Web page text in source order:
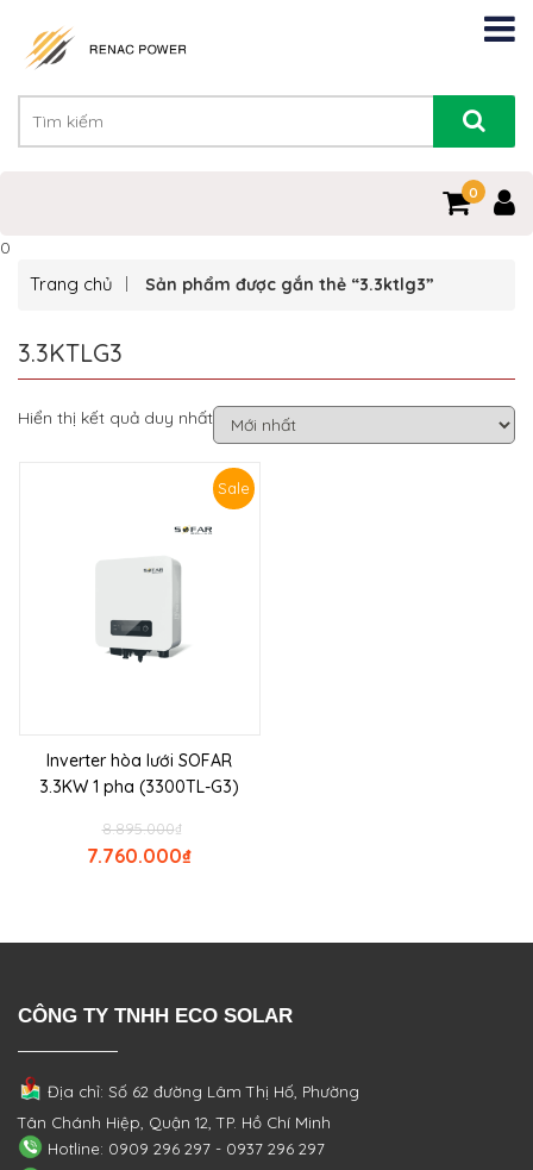
0
0
Trang chủ Sản phẩm được gắn thẻ “3.3ktlg3”
3.3KTLG3
Hiển thị kết quả duy nhất
Sale
Inverter hòa lưới SOFAR
3.3KW 1 pha (3300TL-G3)
₫
8.895.000
₫
7.760.000
CÔNG TY TNHH ECO SOLAR
Địa chỉ: Số 62 đường Lâm Thị Hố, Phường
Tân Chánh Hiệp, Quận 12, TP. Hồ Chí Minh
Hotline: 0909 296 297 - 0937 296 297